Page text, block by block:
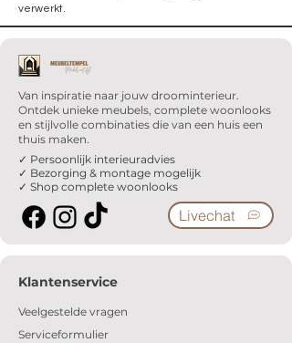
verwerkt.
Van inspiratie naar jouw droominterieur.
Ontdek unieke meubels, complete woonlooks
en stijlvolle combinaties die van een huis een
thuis maken.
✓ Persoonlijk interieuradvies
✓ Bezorging & montage mogelijk
✓ Shop complete woonlooks
Livechat
Klantenservice
Veelgestelde vragen
Serviceformulier